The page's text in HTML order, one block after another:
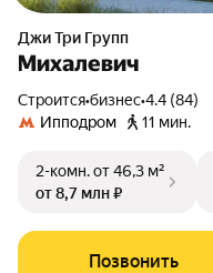
Джи Три Групп
Михалевич
Строится•бизнес•4.4 (84)
Ипподром
11 мин.
2-комн.от 46,3 м²
от 8,7 млн ₽
Позвонить